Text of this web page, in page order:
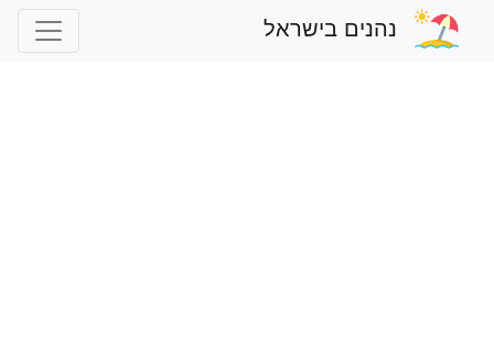
נהנים בישראל